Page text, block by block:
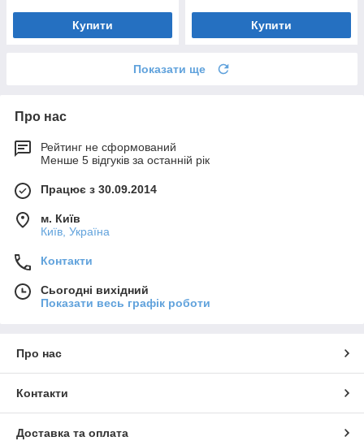
Купити Купити
Показати ще
Про нас
Рейтинг не сформований
Менше 5 відгуків за останній рік
Працює з 30.09.2014
м. Київ
Київ, Україна
Контакти
Сьогодні вихідний
Показати весь графік роботи
Про нас
Контакти
Доставка та оплата